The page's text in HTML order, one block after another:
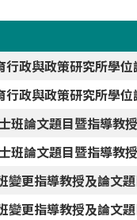
政與政策研究所學
政與政策研究所學
班論文題目暨指導教
班論文題目暨指導教
變更指導教授及論文
變更指導教授及論文